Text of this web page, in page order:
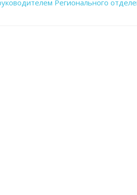
Регионального